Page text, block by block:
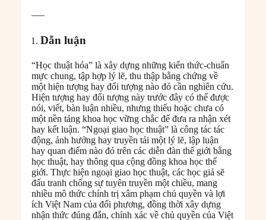
—–
Dẫn luận
“Học thuật hóa” là xây dựng những kiến thức-chuẩn
mực chung, tập hợp lý lẽ, thu thập bằng chứng về
một hiện tượng hay đối tượng nào đó cần nghiên cứu.
Hiện tượng hay đối tượng này trước đây có thể được
nói, viết, bàn luận nhiều, nhưng thiếu hoặc chưa có
một nền tảng khoa học vững chắc để đưa ra nhận xét
hay kết luận. “Ngoại giao học thuật” là công tác tác
động, ảnh hưởng hay truyền tải một lý lẽ, lập luận
hay quan điểm nào đó trên các diễn đàn thế giới bằng
học thuật, hay thông qua cộng đồng khoa học thế
giới. Thực hiện ngoại giao học thuật, các học giả sẽ
đấu tranh chống sự tuyên truyền một chiều, mang
nhiều mô thức chính trị xâm phạm chủ quyền và lợi
ích Việt Nam của đối phương, đồng thời xây dựng
nhận thức đúng đắn, chính xác về chủ quyền của Việt